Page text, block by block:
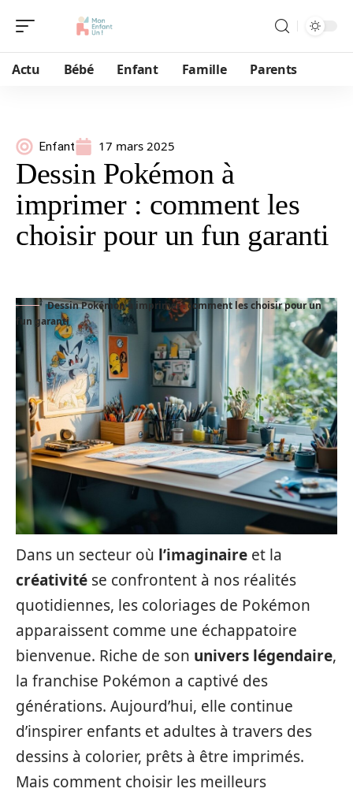
Actu Bébé Enfant Famille Parents
Enfant 17 mars 2025
Dessin Pokémon à
imprimer : comment les
choisir pour un fun garanti
Dessin Pokémon à imprimer : comment les choisir pour un
fun garanti
Dans un secteur où l’imaginaire et la
créativité se confrontent à nos réalités
quotidiennes, les coloriages de Pokémon
apparaissent comme une échappatoire
bienvenue. Riche de son univers légendaire,
la franchise Pokémon a captivé des
générations. Aujourd’hui, elle continue
d’inspirer enfants et adultes à travers des
dessins à colorier, prêts à être imprimés.
Mais comment choisir les meilleurs